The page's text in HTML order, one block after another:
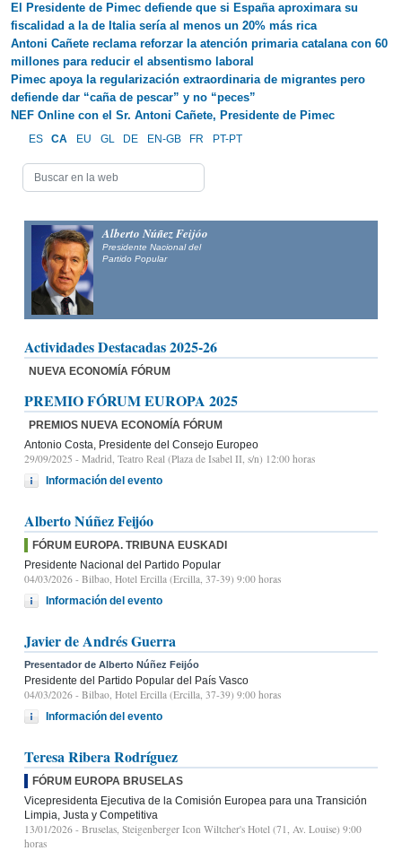
El Presidente de Pimec defiende que si España aproximara su
fiscalidad a la de Italia sería al menos un 20% más rica
Antoni Cañete reclama reforzar la atención primaria catalana con 60
millones para reducir el absentismo laboral
Pimec apoya la regularización extraordinaria de migrantes pero
defiende dar “caña de pescar” y no “peces”
NEF Online con el Sr. Antoni Cañete, Presidente de Pimec
ES CA EU GL DE EN-GB FR PT-PT
Alberto Núñez Feijóo
Presidente Nacional del
Partido Popular
Actividades Destacadas 2025-26
NUEVA ECONOMÍA FÓRUM
PREMIO FÓRUM EUROPA 2025
PREMIOS NUEVA ECONOMÍA FÓRUM
Antonio Costa, Presidente del Consejo Europeo
29/09/2025 - Madrid, Teatro Real (Plaza de Isabel II, s/n) 12:00 horas
Información del evento
Alberto Núñez Feijóo
FÓRUM EUROPA. TRIBUNA EUSKADI
Presidente Nacional del Partido Popular
04/03/2026 - Bilbao, Hotel Ercilla (Ercilla, 37-39) 9:00 horas
Información del evento
Javier de Andrés Guerra
Presentador de Alberto Núñez Feijóo
Presidente del Partido Popular del País Vasco
04/03/2026 - Bilbao, Hotel Ercilla (Ercilla, 37-39) 9:00 horas
Información del evento
Teresa Ribera Rodríguez
FÓRUM EUROPA BRUSELAS
Vicepresidenta Ejecutiva de la Comisión Europea para una Transición
Limpia, Justa y Competitiva
13/01/2026 - Bruselas, Steigenberger Icon Wiltcher's Hotel (71, Av. Louise) 9:00
horas